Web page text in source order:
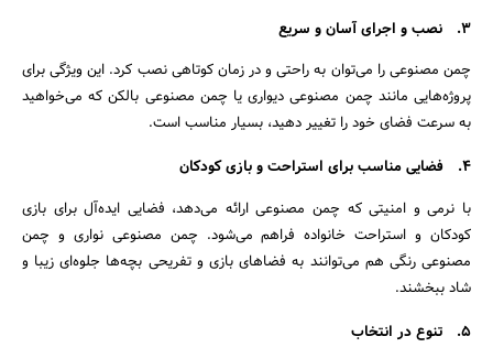
جستجو
3.
نصب و اجرای آسان و سریع
چمن مصنوعی را می‌توان به راحتی و در زمان کوتاهی نصب کرد. این ویژگی برای
پروژه‌هایی مانند چمن مصنوعی دیواری یا چمن مصنوعی بالکن که می‌خواهید
به سرعت فضای خود را تغییر دهید، بسیار مناسب است.
4.
فضایی مناسب برای استراحت و بازی کودکان
با نرمی و امنیتی که چمن مصنوعی ارائه می‌دهد، فضایی ایده‌آل برای بازی
کودکان و استراحت خانواده فراهم می‌شود. چمن مصنوعی نواری و چمن
مصنوعی رنگی هم می‌توانند به فضاهای بازی و تفریحی بچه‌ها جلوه‌ای زیبا و
شاد ببخشند.
5.
تنوع در انتخاب